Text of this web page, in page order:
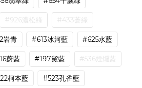
#926濃松綠 #433蒼綠
岩青 #613冰河藍 #625水藍
蔚藍 #197黛藍 #536煙燻藍
柯本藍 #523孔雀藍